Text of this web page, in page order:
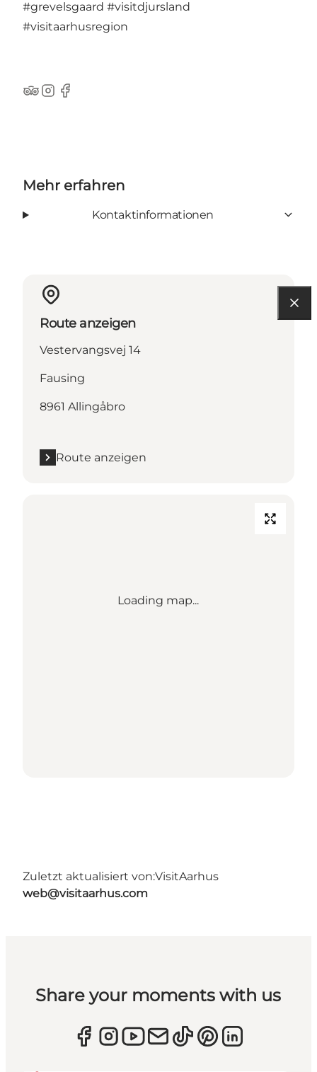
#grevelsgaard #visitdjursland
#visitaarhusregion
TripAdvisor
Instagram
Facebook
Mehr erfahren
Kontaktinformationen
Route anzeigen
Vestervangsvej 14
Fausing
8961 Allingåbro
Route anzeigen
Loading map...
Zuletzt aktualisiert von:VisitAarhus
web@visitaarhus.com
Share your moments with us